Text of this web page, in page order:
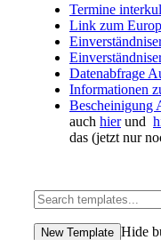
Termine
Link zum
Datenabfrage
Informationen
Bescheinigung
auch hierund
das (jetzt nur
New Template Hide